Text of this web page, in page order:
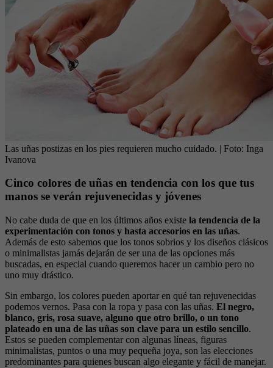
Las uñas postizas en los pies requieren mucho cuidado. | Foto: Inga
Ivanova
Cinco colores de uñas en tendencia con los que tus
manos se verán rejuvenecidas y jóvenes
No cabe duda de que en los últimos años existe la tendencia de la
experimentación con tonos y hasta accesorios en las uñas.
Además de esto sabemos que los tonos sobrios y los diseños clásicos
o minimalistas jamás dejarán de ser una de las opciones más
buscadas, en especial cuando queremos hacer un cambio pero no
uno muy drástico.
Sin embargo, los colores pueden aportar en qué tan rejuvenecidas
podemos vernos. Pasa con la ropa y pasa con las uñas. El negro,
blanco, gris, rosa suave, alguno que otro brillo, o un tono
plateado en una de las uñas son clave para un estilo sencillo.
Estos se pueden complementar con algunas líneas, figuras
minimalistas, puntos o una muy pequeña joya, son las elecciones
predominantes para quienes buscan algo elegante y fácil de manejar.